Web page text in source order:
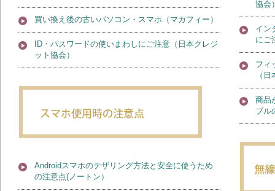
買い換え後の古いパソコン・スマホ（マカフィー）
ID・パスワードの使いまわしにご注意（日本クレジ
ット協会）
Androidスマホのテザリング方法と安全に使うため
の注意点(ノートン）
協会
イン
にご
フィ
（
商品
ブル